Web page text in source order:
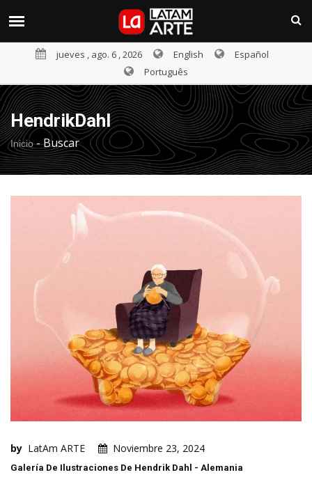
jueves , ago. 6 , 2026 English
Español
Português
HendrikDahl
Inicio-Buscar
by LatAm ARTE Noviembre 23, 2024
Galería De Ilustraciones De Hendrik Dahl - Alemania